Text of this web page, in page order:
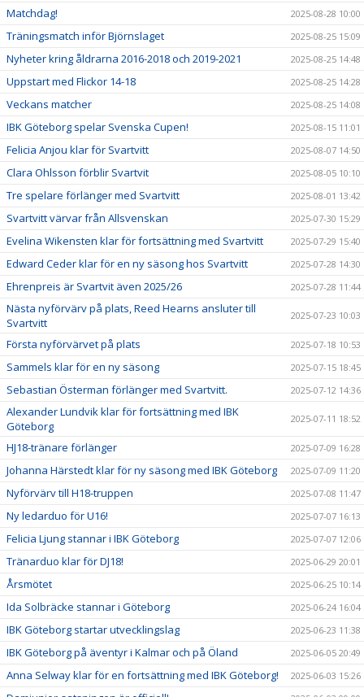
Matchdag! 2025-08-28 10:00
Träningsmatch inför Björnslaget 2025-08-25 15:09
Nyheter kring åldrarna 2016-2018 och 2019-2021 2025-08-25 14:48
Uppstart med Flickor 14-18 2025-08-25 14:28
Veckans matcher 2025-08-25 14:08
IBK Göteborg spelar Svenska Cupen! 2025-08-15 11:01
Felicia Anjou klar för Svartvitt 2025-08-07 14:50
Clara Ohlsson förblir Svartvit 2025-08-05 10:10
Tre spelare förlänger med Svartvitt 2025-08-01 13:42
Svartvitt värvar från Allsvenskan 2025-07-30 15:29
Evelina Wikensten klar för fortsättning med Svartvitt 2025-07-29 15:40
Edward Ceder klar för en ny säsong hos Svartvitt 2025-07-28 14:30
Ehrenpreis är Svartvit även 2025/26 2025-07-28 11:44
Nästa nyförvärv på plats, Reed Hearns ansluter till
Svartvitt
2025-07-23 10:03
Första nyförvärvet på plats 2025-07-18 10:53
Sammels klar för en ny säsong 2025-07-15 18:45
Sebastian Österman förlänger med Svartvitt. 2025-07-12 14:36
Alexander Lundvik klar för fortsättning med IBK
Göteborg
2025-07-11 18:52
HJ18-tränare förlänger 2025-07-09 16:28
Johanna Härstedt klar för ny säsong med IBK Göteborg 2025-07-09 11:20
Nyförvärv till H18-truppen 2025-07-08 11:47
Ny ledarduo för U16! 2025-07-07 16:13
Felicia Ljung stannar i IBK Göteborg 2025-07-07 12:06
Tränarduo klar för DJ18! 2025-06-29 20:01
Årsmötet 2025-06-25 10:14
Ida Solbräcke stannar i Göteborg 2025-06-24 16:04
IBK Göteborg startar utvecklingslag 2025-06-23 11:38
IBK Göteborg på äventyr i Kalmar och på Öland 2025-06-05 20:49
Anna Selway klar för en fortsättning med IBK Göteborg! 2025-06-03 15:26